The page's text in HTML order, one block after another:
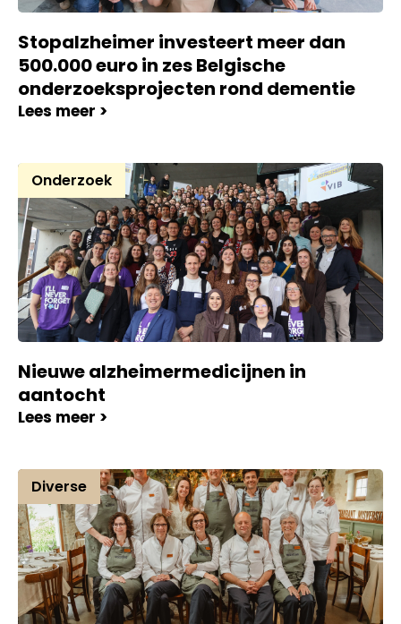
Stopalzheimer investeert meer dan
500.000 euro in zes Belgische
onderzoeksprojecten rond dementie
Lees meer >
Onderzoek
Nieuwe alzheimermedicijnen in
aantocht
Lees meer >
Diverse